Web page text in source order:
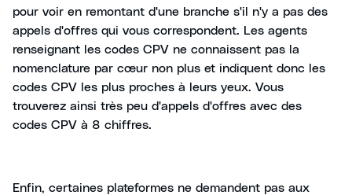
pour voir en remontant d'une branche s'il n'y a pas des
appels d'offres qui vous correspondent. Les agents
renseignant les codes CPV ne connaissent pas la
nomenclature par cœur non plus et indiquent donc les
codes CPV les plus proches à leurs yeux. Vous
trouverez ainsi très peu d'appels d'offres avec des
codes CPV à 8 chiffres.
Enfin, certaines plateformes ne demandent pas aux